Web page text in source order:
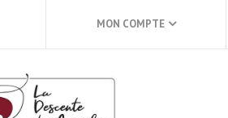
MON COMPTE